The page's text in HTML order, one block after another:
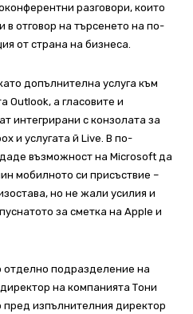
разговори, които
в отговор на търсенето на по-
от страна на бизнеса.
допълнителна услуга към
Outlook, а гласовите и
интегрирани с конзолата за
и услугата й Live. В по-
възможност на Microsoft да
мобилното си присъствие –
но не жали усилия и
за сметка на Apple и
подразделение на
на компанията Тони
изпълнителния директор